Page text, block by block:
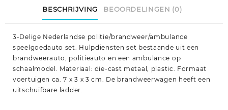
BESCHRIJVING BEOORDELINGEN (0)
3-Delige Nederlandse politie/brandweer/ambulance
speelgoedauto set. Hulpdiensten set bestaande uit een
brandweerauto, politieauto en een ambulance op
schaalmodel. Materiaal: die-cast metaal, plastic. Formaat
voertuigen ca. 7 x 3 x 3 cm. De brandweerwagen heeft een
uitschuifbare ladder.